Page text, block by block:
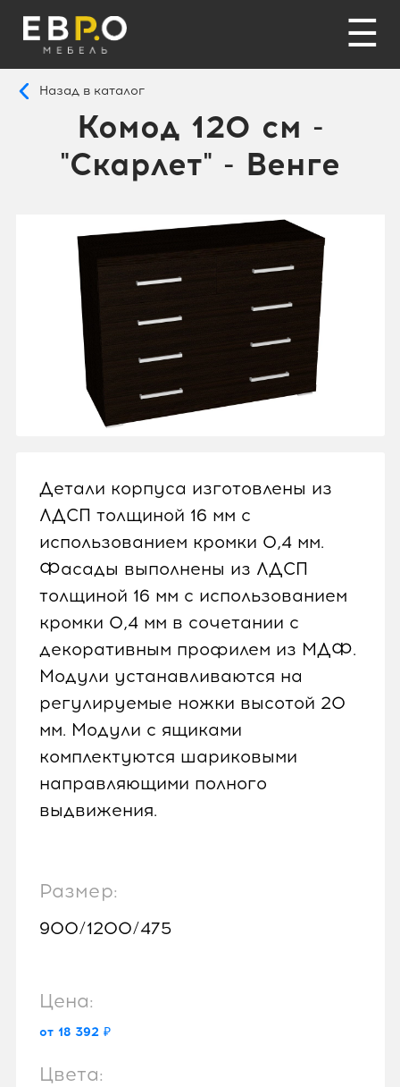
☰
Назад в каталог
Комод 120 см -
"Скарлет" - Венге
Детали корпуса изготовлены из
ЛДСП толщиной 16 мм с
использованием кромки 0,4 мм.
Фасады выполнены из ЛДСП
толщиной 16 мм с использованием
кромки 0,4 мм в сочетании с
декоративным профилем из МДФ.
Модули устанавливаются на
регулируемые ножки высотой 20
мм. Модули с ящиками
комплектуются шариковыми
направляющими полного
выдвижения.
Размер:
900/1200/475
Цена:
от 18 392 ₽
Цвета: